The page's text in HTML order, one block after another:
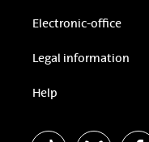
Electronic-office
Legal information
Help